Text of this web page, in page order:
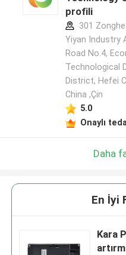
profili
301
Yiyan Industry
Road No.4,
Technological
District, Hefei
China ,Çin
5.0
Onaylı
Daha
En İyi
Kara